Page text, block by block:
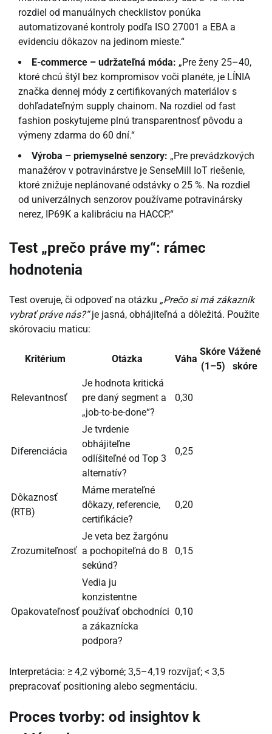
rozdiel od manuálnych checklistov ponúka
automatizované kontroly podľa ISO 27001 a EBA a
evidenciu dôkazov na jedinom mieste.“
E-commerce – udržateľná móda: „Pre ženy 25–40,
ktoré chcú štýl bez kompromisov voči planéte, je LÍNIA
značka dennej módy z certifikovaných materiálov s
dohľadateľným supply chainom. Na rozdiel od fast
fashion poskytujeme plnú transparentnosť pôvodu a
výmeny zdarma do 60 dní.“
Výroba – priemyselné senzory: „Pre prevádzkových
manažérov v potravinárstve je SenseMill IoT riešenie,
ktoré znižuje neplánované odstávky o 25 %. Na rozdiel
od univerzálnych senzorov používame potravinársky
nerez, IP69K a kalibráciu na HACCP.“
Test „prečo práve my“: rámec
hodnotenia
Test overuje, či odpoveď na otázku „Prečo si má zákazník
vybrať práve nás?“je jasná, obhájiteľná a dôležitá. Použite
skórovaciu maticu:
Kritérium Otázka Váha
Skóre
(1–5)
Vážené
skóre
Relevantnosť
Je hodnota kritická
pre daný segment a
„job-to-be-done“?
0,30
Diferenciácia
Je tvrdenie
obhájiteľne
odlíšiteľné od Top 3
alternatív?
0,25
Dôkaznosť
(RTB)
Máme merateľné
dôkazy, referencie,
certifikácie?
0,20
Zrozumiteľnosť
Je veta bez žargónu
a pochopiteľná do 8
sekúnd?
0,15
Opakovateľnosť
Vedia ju
konzistentne
používať obchodníci
a zákaznícka
podpora?
0,10
Interpretácia: ≥ 4,2 výborné; 3,5–4,19 rozvíjať; < 3,5
prepracovať positioning alebo segmentáciu.
Proces tvorby: od insightov k